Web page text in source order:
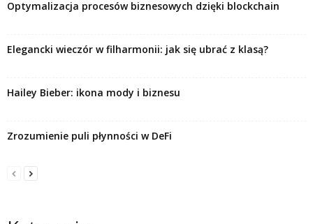
Optymalizacja procesów biznesowych dzięki blockchain
Elegancki wieczór w filharmonii: jak się ubrać z klasą?
Hailey Bieber: ikona mody i biznesu
Zrozumienie puli płynności w DeFi